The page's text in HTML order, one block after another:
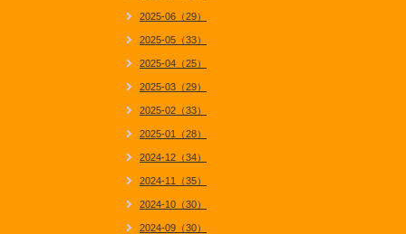
2025-06（29）
2025-05（33）
2025-04（25）
2025-03（29）
2025-02（33）
2025-01（28）
2024-12（34）
2024-11（35）
2024-10（30）
2024-09（30）